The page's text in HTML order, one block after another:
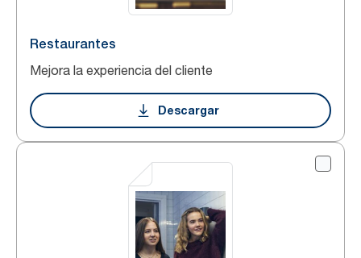
Restaurantes
Mejora la experiencia del cliente
Descargar